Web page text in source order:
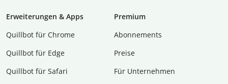
Erweiterungen & Apps
Quillbot für Chrome
Quillbot für Edge
Quillbot für Safari
Premium
Abon­ne­ments
Preise
Für Unternehmen